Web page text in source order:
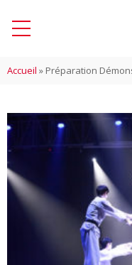
Accueil » Préparation